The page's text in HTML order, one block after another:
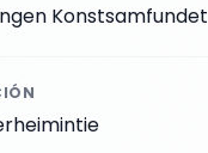
Konstsamfundet